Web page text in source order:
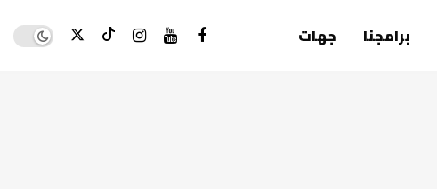
برامجنا جهات mode